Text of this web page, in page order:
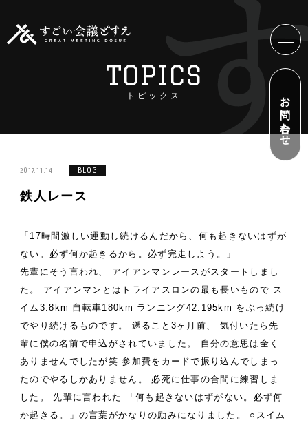
お問い合わせ
TOPICS
トピックス
2017.11.14 BLOG
鉄人レース
「17時間激しい運動し続けるんだから、何も起きないはずが
ない。必ず何か起きるから。必ず完走しよう。」
先輩にそう言われ、
アイアンマンレースがスタートしまし
た。
アイアンマンとはトライアスロンの最も長いもので ス
イム3.8km 自転車180km ランニング42.195km をぶっ続け
でやり続けるものです。
遡ること3ヶ月前、
気付いたら先
輩に僕の名前で申込がされていました。
自分の意思は全く
ありませんでしたが笑 参加費をカードで振り込んでしまっ
たのでやるしかありません。
必死に仕事の合間に練習しま
した。
先輩に言われた
「何も起きないはずがない。必ず何
か起きる。」の言葉がかなりの励みになりました。
○スイム